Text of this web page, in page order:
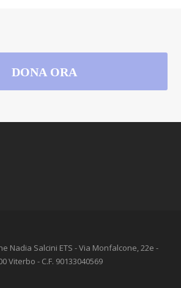
DONA ORA
Nadia Salcini ETS - Via Monfalcone, 22e -
Viterbo - C.F. 90133040569